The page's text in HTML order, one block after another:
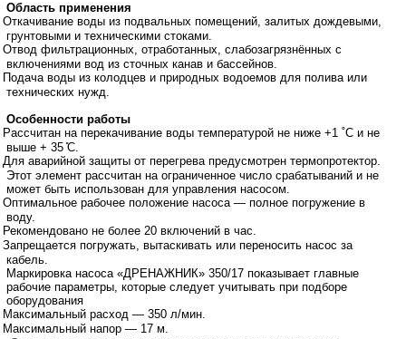
Область применения
Откачивание воды из подвальных помещений, залитых дождевыми,
грунтовыми и техническими стоками.
Отвод фильтрационных, отработанных, слабозагрязнённых с
включениями вод из сточных канав и бассейнов.
Подача воды из колодцев и природных водоемов для полива или
технических нужд.
Особенности работы
Рассчитан на перекачивание воды температурой не ниже +1 ˚С и не
выше + 35 ̊С.
Для аварийной защиты от перегрева предусмотрен термопротектор.
Этот элемент рассчитан на ограниченное число срабатываний и не
может быть использован для управления насосом.
Оптимальное рабочее положение насоса — полное погружение в
воду.
Рекомендовано не более 20 включений в час.
Запрещается погружать, вытаскивать или переносить насос за
кабель.
Маркировка насоса «ДРЕНАЖНИК» 350/17 показывает главные
рабочие параметры, которые следует учитывать при подборе
оборудования
Максимальный расход — 350 л/мин.
Максимальный напор — 17 м.